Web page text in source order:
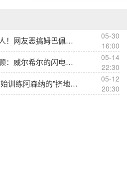
最不希望巴黎拿欧冠的人！网友恶搞姆巴佩在阿森纳更衣室训话🤣
05-30
16:00
超级杰克！欧冠官方回顾：威尔希尔的闪电进球！
05-14
22:30
RMC：巴黎门将已经开始训练阿森纳的”挤地铁“战术了
05-12
20:30